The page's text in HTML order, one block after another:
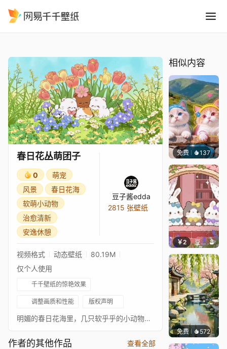
春日花丛萌团子
0
萌宠
风景
春日花海
软萌小动物
治愈清新
安逸休憩
豆子酱edda
2815 张壁纸
视频格式 动态壁纸
80.19M
仅个人使用
千千壁纸的惊艳效果
调整画质和性能 版权声明
明媚的春日花海里，几只软乎乎的小动物依偎在一起闭眼休憩，氛围安逸闲适，给人清新治愈的感觉。
作者的其他作品 查看全部
相似内容
免费 137豆子
￥2 豆子酱edda
免费 572渔小小